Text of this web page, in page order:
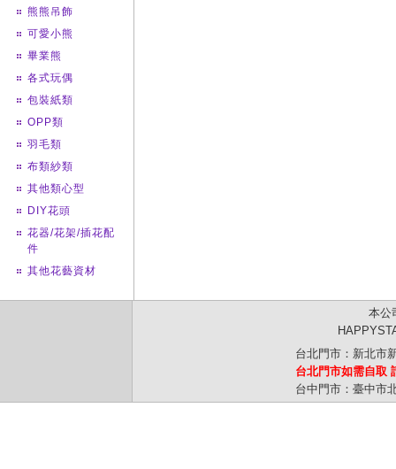
熊熊吊飾
可愛小熊
畢業熊
各式玩偶
包裝紙類
OPP類
羽毛類
布類紗類
其他類心型
DIY花頭
花器/花架/插花配
件
其他花藝資材
本公
台北門市：新北市
台北門市如需自取
台中門市：臺中市